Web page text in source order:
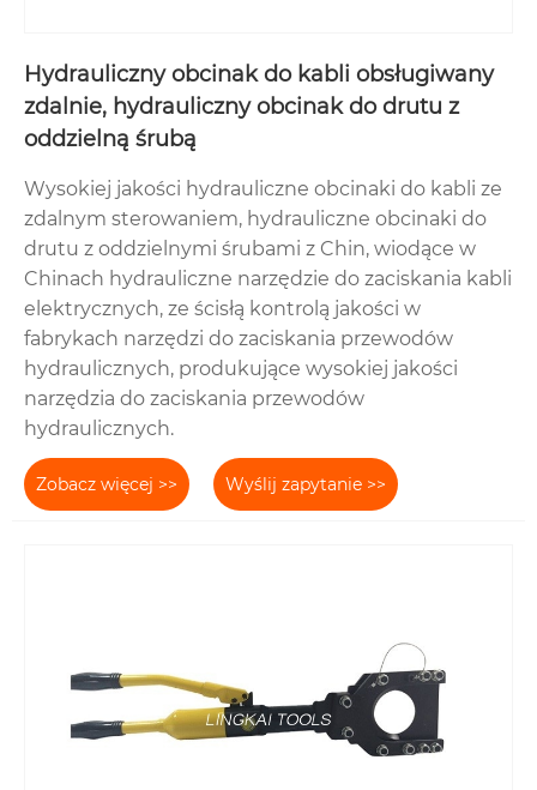
Hydrauliczny obcinak do kabli obsługiwany
zdalnie, hydrauliczny obcinak do drutu z
oddzielną śrubą
Wysokiej jakości hydrauliczne obcinaki do kabli ze
zdalnym sterowaniem, hydrauliczne obcinaki do
drutu z oddzielnymi śrubami z Chin, wiodące w
Chinach hydrauliczne narzędzie do zaciskania kabli
elektrycznych, ze ścisłą kontrolą jakości w
fabrykach narzędzi do zaciskania przewodów
hydraulicznych, produkujące wysokiej jakości
narzędzia do zaciskania przewodów
hydraulicznych.
Zobacz więcej >> Wyślij zapytanie >>